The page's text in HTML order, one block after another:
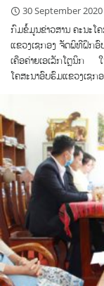
30 September 2020
ກົມຂໍ້ມູນຂ່າວສານ ຄະນະໂ
ແຂວງເຊກອງ ຈັດພິທີຝຶກອົ
ເຄືອຄ່າຍເອເລັກໂຕຼນິກ
ໂຄສະນາອົບຮົມແຂວງເຊກ